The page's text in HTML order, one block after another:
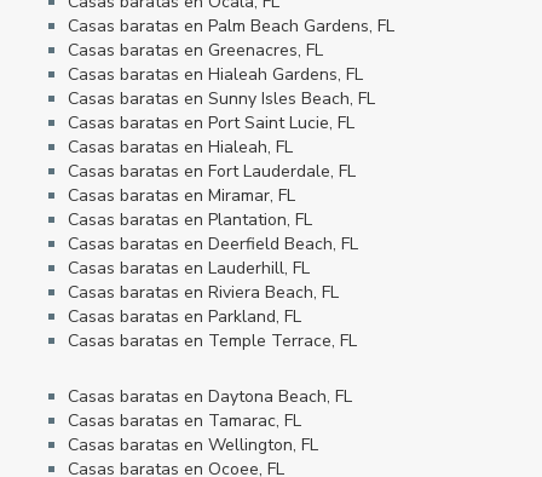
Casas baratas en Palm Beach Gardens, FL
Casas baratas en Greenacres, FL
Casas baratas en Hialeah Gardens, FL
Casas baratas en Sunny Isles Beach, FL
Casas baratas en Port Saint Lucie, FL
Casas baratas en Hialeah, FL
Casas baratas en Fort Lauderdale, FL
Casas baratas en Miramar, FL
Casas baratas en Plantation, FL
Casas baratas en Deerfield Beach, FL
Casas baratas en Lauderhill, FL
Casas baratas en Riviera Beach, FL
Casas baratas en Parkland, FL
Casas baratas en Temple Terrace, FL
Casas baratas en Daytona Beach, FL
Casas baratas en Tamarac, FL
Casas baratas en Wellington, FL
Casas baratas en Ocoee, FL